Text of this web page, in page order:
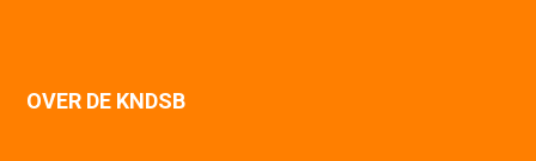
OVER DE KNDSB